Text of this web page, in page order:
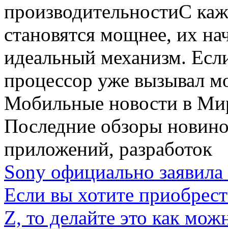
производительностиС
становятся мощнее, их
идеальный механизм.
процессор уже вызывал
Мобильные новости в
Последние обзоры
приложений, разработок
Sony официально
Если вы хотите
Z, то делайте это как